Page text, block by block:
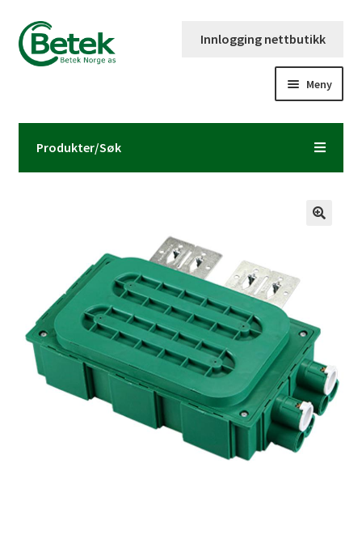
Hopp
til
navigasjon
Hopp
til
innhold
Innlogging nettbutikk
Meny
Forsiden
Om Betek Norge AS
Volumpriser
Produkter/Søk